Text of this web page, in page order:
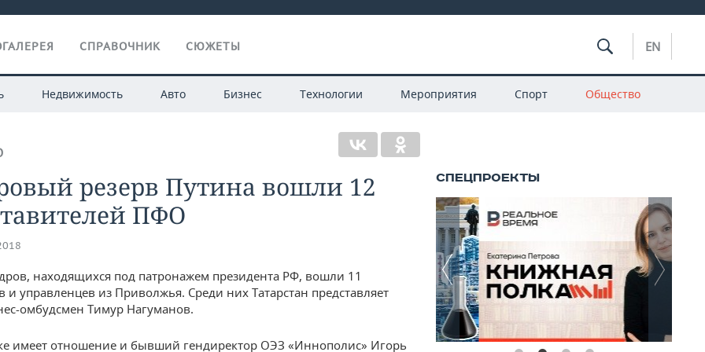
СПРАВОЧНИК СЮЖЕТЫ EN
Недвижимость Авто Бизнес Технологии Мероприятия Спорт Общество
резерв Путина вошли 12
ПФО
находящихся под патронажем президента РФ, вошли 11
и управленцев из Приволжья. Среди них Татарстан представляет
омбудсмен Тимур Нагуманов.
имеет отношение и бывший гендиректор ОЭЗ «Иннополис» Игорь